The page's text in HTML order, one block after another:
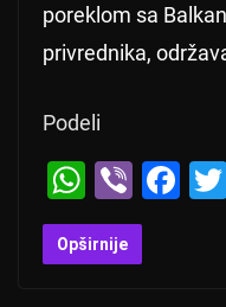
poreklom sa
privrednika,
Podeli
W
h
at
Vi
b
er
F
Opširnije